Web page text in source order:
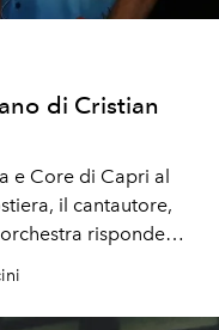
di Cristian
e Core di Capri al
il cantautore,
risponde